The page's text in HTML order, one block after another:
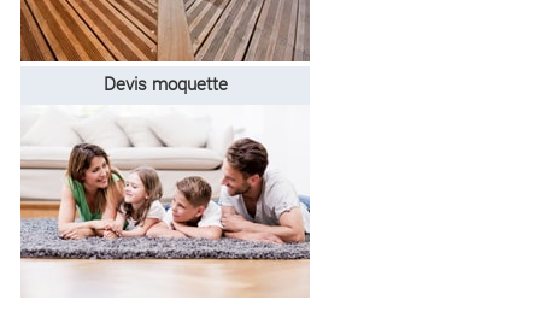
Devis moquette